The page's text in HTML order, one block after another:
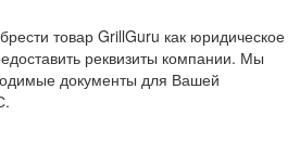
товар GrillGuru как юридическое
реквизиты компании. Мы
документы для Вашей